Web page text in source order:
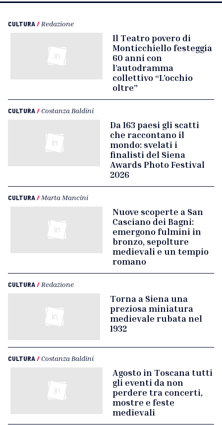
CULTURA/ Redazione
Il Teatro povero di
Monticchiello festeggia
60 anni con
l’autodramma
collettivo “L’occhio
oltre”
CULTURA/ Costanza Baldini
Da 163 paesi gli scatti
che raccontano il
mondo: svelati i
finalisti del Siena
Awards Photo Festival
2026
CULTURA/ Marta Mancini
Nuove scoperte a San
Casciano dei Bagni:
emergono fulmini in
bronzo, sepolture
medievali e un tempio
romano
CULTURA/ Redazione
Torna a Siena una
preziosa miniatura
medievale rubata nel
1932
CULTURA/ Costanza Baldini
Agosto in Toscana tutti
gli eventi da non
perdere tra concerti,
mostre e feste
medievali